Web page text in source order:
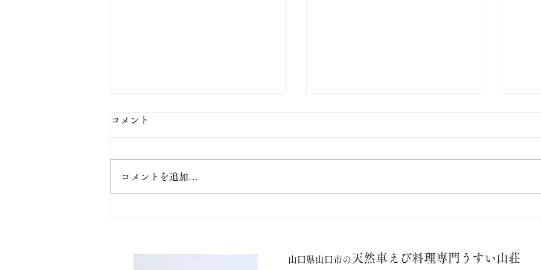
【お盆の定休日】
は、お休みとさせて頂きます。
予約はお早めに）
案内
コメント
コメントを追加…
山口県山口市の 天然車えび料理専門うすい山荘